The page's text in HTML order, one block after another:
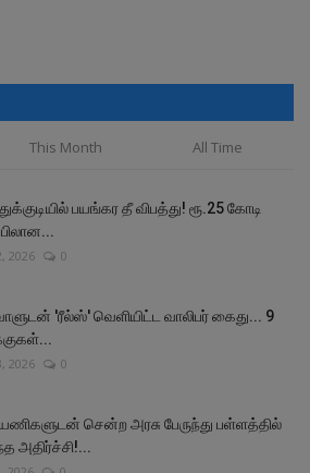
This Month All Time
பயங்கர தீ விபத்து! ரூ.25 கோடி
2026 0
'ரீல்ஸ்' வெளியிட்ட வாலிபர் கைது... 9
2026 0
சென்ற அரசு பேருந்து பள்ளத்தில்
அதிர்ச்சி!...